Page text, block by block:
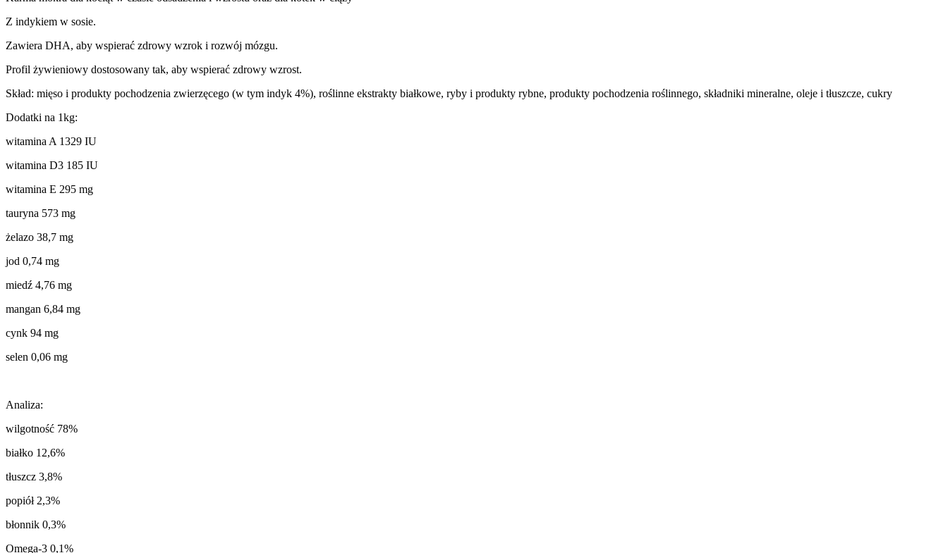
Z indykiem w sosie.
Zawiera DHA, aby wspierać zdrowy wzrok i rozwój mózgu.
Profil żywieniowy dostosowany tak, aby wspierać zdrowy wzrost.
Skład: mięso i produkty pochodzenia zwierzęcego (w tym indyk 4%), roślinne ekstrakty białkowe, ryby i produkty rybne, produkty pochodzenia roślinnego, składniki mineralne, oleje i tłuszcze, cukry
Dodatki na 1kg:
witamina A 1329 IU
witamina D3 185 IU
witamina E 295 mg
tauryna 573 mg
żelazo 38,7 mg
jod 0,74 mg
miedź 4,76 mg
mangan 6,84 mg
cynk 94 mg
selen 0,06 mg
Analiza:
wilgotność 78%
białko 12,6%
tłuszcz 3,8%
popiół 2,3%
błonnik 0,3%
Omega-3 0,1%